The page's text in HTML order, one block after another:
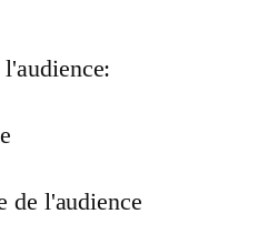
de l'audience